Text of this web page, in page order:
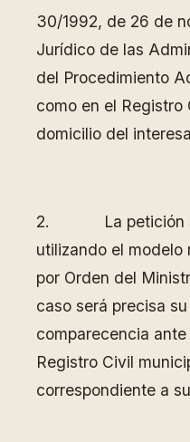
30/1992, de 26 de
Jurídico de las
del Procedimiento
como en el Registro
domicilio del
2. La petición se
utilizando el modelo
por Orden del
caso será precisa
comparecencia
Registro Civil
correspondiente a